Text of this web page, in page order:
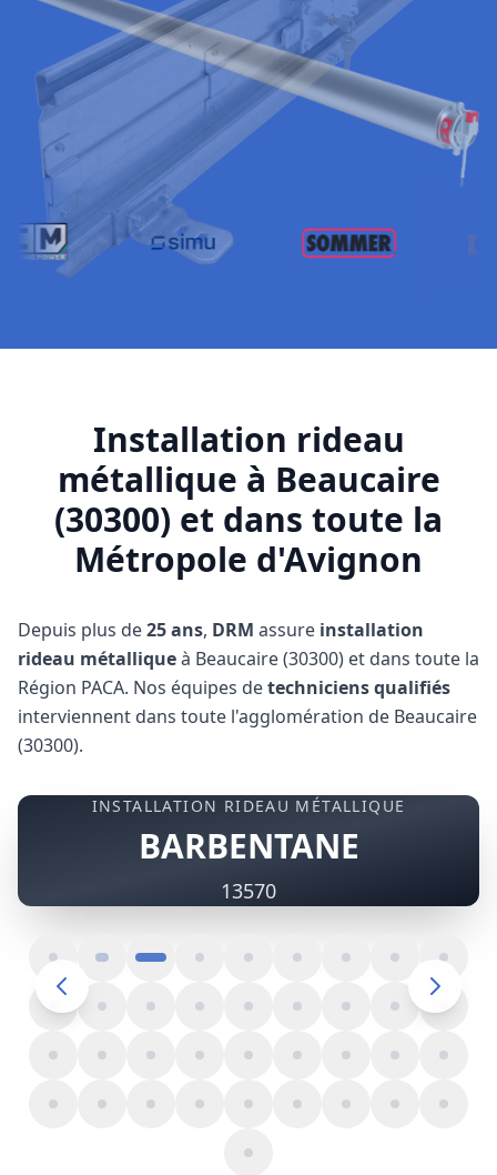
Installation rideau
métallique à Beaucaire
(30300) et dans toute la
Métropole d'Avignon
Depuis plus de25 ans, DRM assure installation
rideau métalliqueà Beaucaire (30300) et dans toute la
Région PACA. Nos équipes detechniciens qualifiés
interviennent dans toute l'agglomération de Beaucaire
(30300).
INSTALLATION RIDEAU MÉTALLIQUE
BARBENTANE
13570